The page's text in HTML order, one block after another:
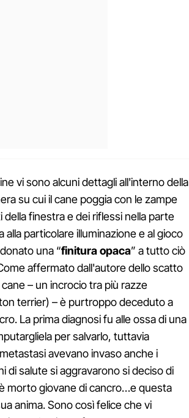
vi sono alcuni dettagli all'interno della
su cui il cane poggia con le zampe
finestra e dei riflessi nella parte
particolare illuminazione e al gioco
una “finitura opaca” a tutto ciò
affermato dall'autore dello scatto
– un incrocio tra più razze
terrier) – è purtroppo deceduto a
La prima diagnosi fu alle ossa di una
per salvarlo, tuttavia
avevano invaso anche i
di salute si aggravarono si deciso di
morto giovane di cancro…e questa
anima. Sono così felice che vi